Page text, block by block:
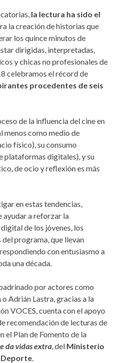
la lectura ha sido el
la creación de historias que
los quince minutos de
dirigidas, interpretadas,
y chicas no profesionales de
celebramos el récord de
procedentes de seis
de la influencia del cine en
menos como medio de
físico), su consumo
plataformas digitales), y su
de ocio y reflexión es más
en estas tendencias,
ayudar a reforzar la
de los jóvenes, los
programa, que llevan
con entusiasmo a
una década.
por actores como
Adrián Lastra, gracias a la
VOCES, cuenta con el apoyo
recomendación de lecturas de
el Plan de Fomento de la
da vidas extra, del Ministerio
Deporte.